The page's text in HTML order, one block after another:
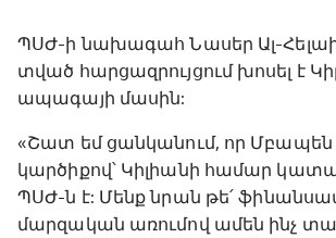
ՊՍԺ-ի նախագահ Նասեր Ալ-
տված հարցազրույցում խոսել է
ապագայի մասին:
«Շատ եմ ցանկանում, որ Մբապեն
կարծիքով՝ Կիլիանի համար
ՊՍԺ-ն է: Մենք նրան թե՛
մարզական առումով ամեն ինչ